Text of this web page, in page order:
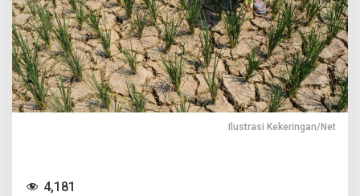
b
u
a
n
H
e
k
t
Ilustrasi Kekeringan/Net
4,181